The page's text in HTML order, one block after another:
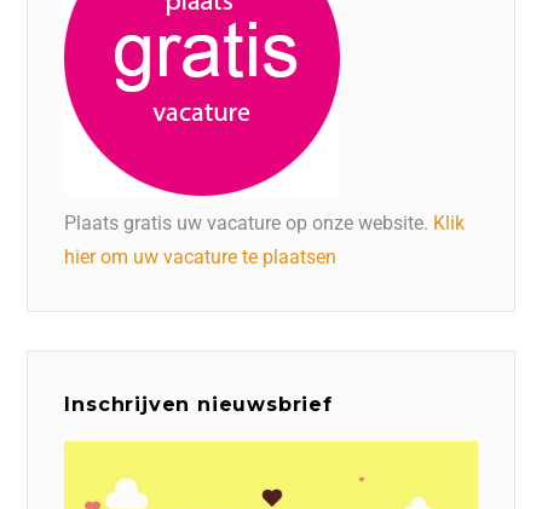
Plaats gratis uw vacature op onze website. Klik
hier om uw vacature te plaatsen
Inschrijven nieuwsbrief